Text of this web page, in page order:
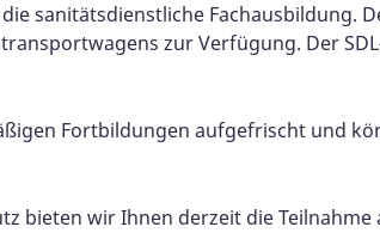
sanitätsdienstliche Fachausbildung.
zur Verfügung. Der
Fortbildungen aufgefrischt und
bieten wir Ihnen derzeit die Teilnahme